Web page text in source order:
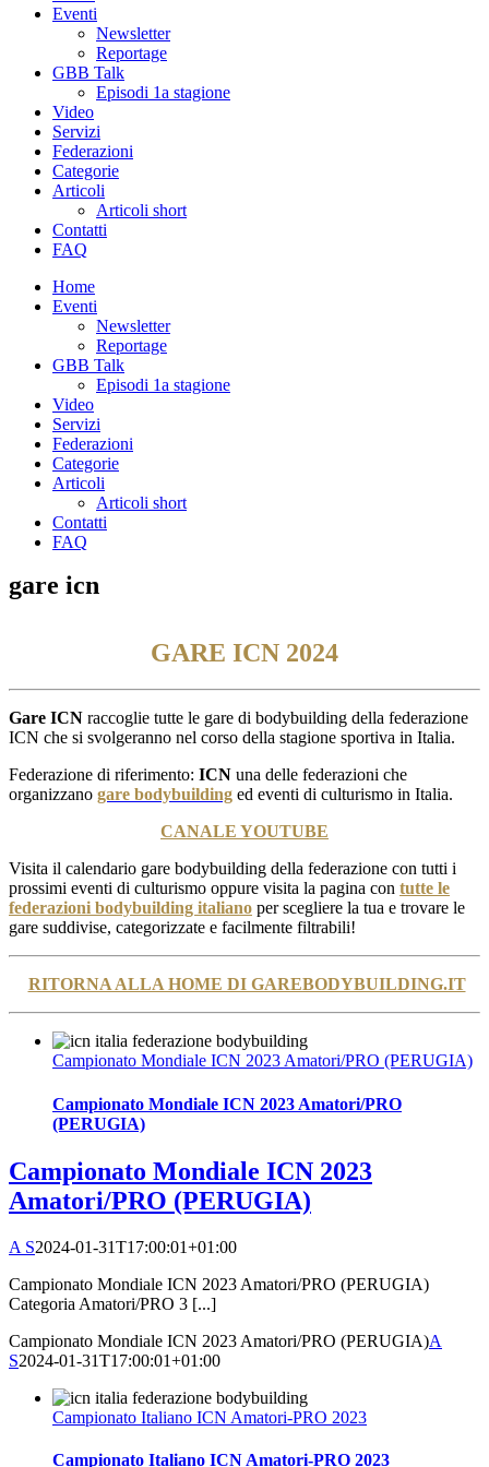
Eventi
Newsletter
Reportage
GBB Talk
Episodi 1a stagione
Video
Servizi
Federazioni
Categorie
Articoli
Articoli short
Contatti
FAQ
Home
Eventi
Newsletter
Reportage
GBB Talk
Episodi 1a stagione
Video
Servizi
Federazioni
Categorie
Articoli
Articoli short
Contatti
FAQ
gare icn
GARE ICN 2024
Gare ICN raccoglie tutte le gare di bodybuilding della federazione
ICN che si svolgeranno nel corso della stagione sportiva in Italia.
Federazione di riferimento: ICN una delle federazioni che
organizzano gare bodybuilding ed eventi di culturismo in Italia.
CANALE YOUTUBE
Visita il calendario gare bodybuilding della federazione con tutti i
prossimi eventi di culturismo oppure visita la pagina con tutte le
federazioni bodybuilding italiano per scegliere la tua e trovare le
gare suddivise, categorizzate e facilmente filtrabili!
RITORNA ALLA HOME DI GAREBODYBUILDING.IT
Campionato Mondiale ICN 2023 Amatori/PRO (PERUGIA)
Campionato Mondiale ICN 2023 Amatori/PRO
(PERUGIA)
Campionato Mondiale ICN 2023
Amatori/PRO (PERUGIA)
A S2024-01-31T17:00:01+01:00
Campionato Mondiale ICN 2023 Amatori/PRO (PERUGIA)
Categoria Amatori/PRO 3 [...]
Campionato Mondiale ICN 2023 Amatori/PRO (PERUGIA)A
S2024-01-31T17:00:01+01:00
Campionato Italiano ICN Amatori-PRO 2023
Campionato Italiano ICN Amatori-PRO 2023